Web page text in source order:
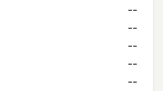
--
--
--
--
--